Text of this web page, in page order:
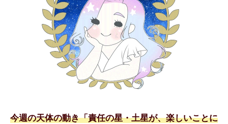
今週の天体の動き「責任の星・土星が、楽しいことに